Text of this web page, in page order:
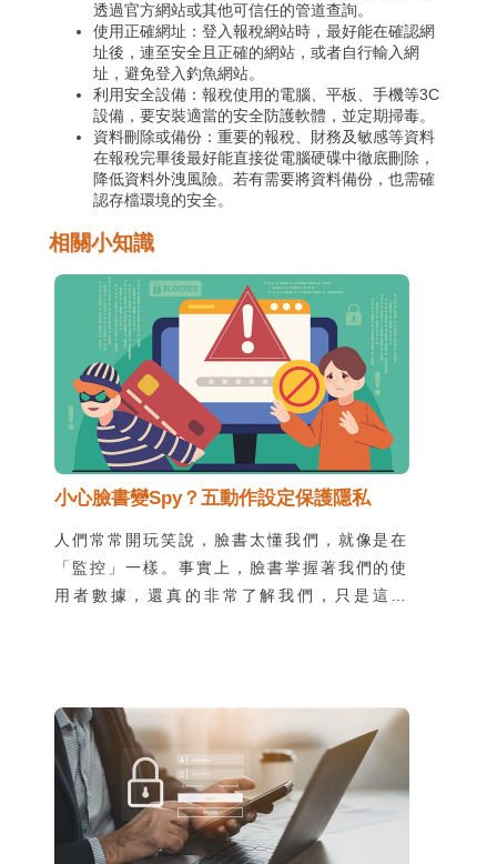
透過官方網站或其他可信任的管道查詢。
使用正確網址：登入報稅網站時，最好能在確認網
址後，連至安全且正確的網站，或者自行輸入網
址，避免登入釣魚網站。
利用安全設備：報稅使用的電腦、平板、手機等3C
設備，要安裝適當的安全防護軟體，並定期掃毒。
資料刪除或備份：重要的報稅、財務及敏感等資料
在報稅完畢後最好能直接從電腦硬碟中徹底刪除，
降低資料外洩風險。若有需要將資料備份，也需確
認存檔環境的安全。
相關小知識
小心臉書變Spy？五動作設定保護隱私
人們常常開玩笑說，臉書太懂我們，就像是在
「監控」一樣。事實上，臉書掌握著我們的使
用者數據，還真的非常了解我們，只是這種